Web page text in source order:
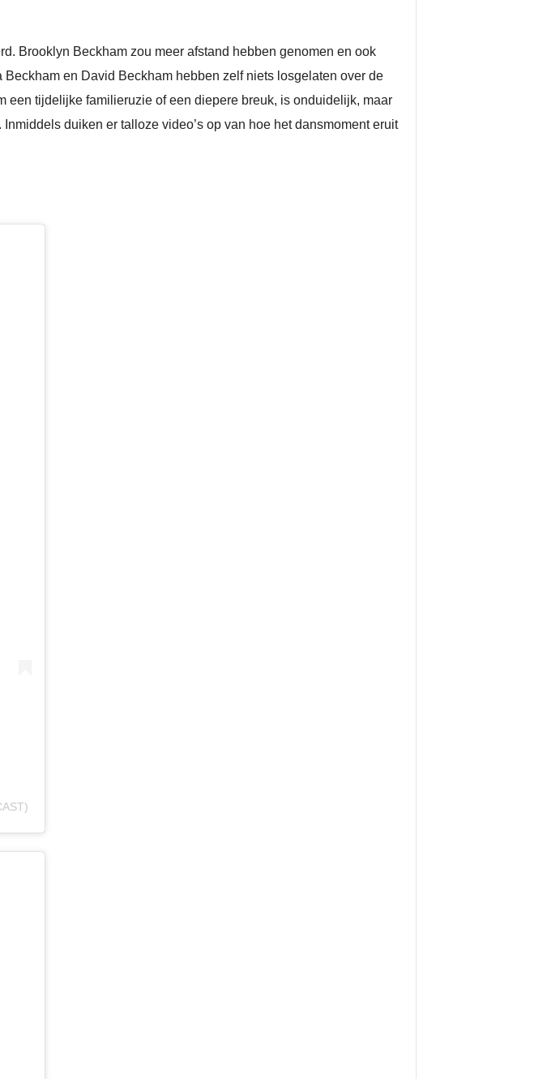
Brooklyn Beckham zou meer afstand hebben genomen en ook
en David Beckham hebben zelf niets losgelaten over de
een tijdelijke familieruzie of een diepere breuk, is onduidelijk, maar
duiken er talloze video’s op van hoe het dansmoment eruit